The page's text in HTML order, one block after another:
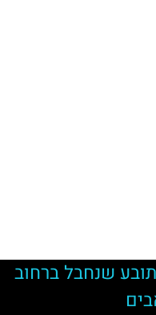
28% נכות לתובע שנחבל ברחוב